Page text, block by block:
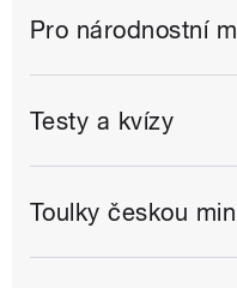
Pro národnostní
Testy a kvízy
Toulky českou